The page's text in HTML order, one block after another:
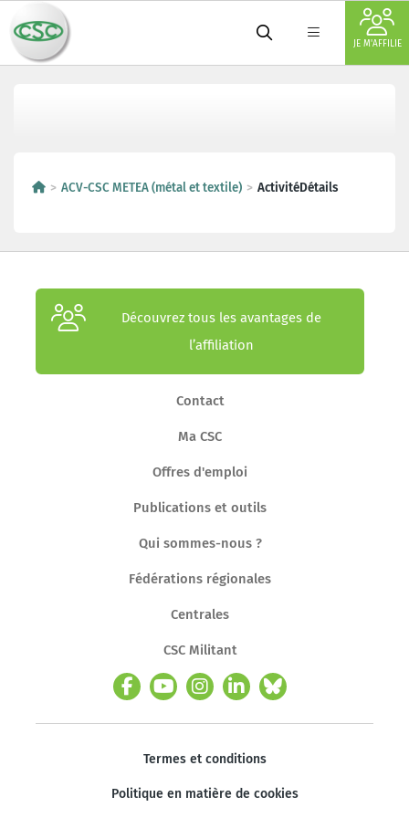
JE M'AFFILIE
ACV-CSC METEA (métal et textile) ActivitéDétails
Découvrez tous les avantages de
l’affiliation
Contact
Ma CSC
Offres d'emploi
Publications et outils
Qui sommes-nous ?
Fédérations régionales
Centrales
CSC Militant
Termes et conditions
Politique en matière de cookies